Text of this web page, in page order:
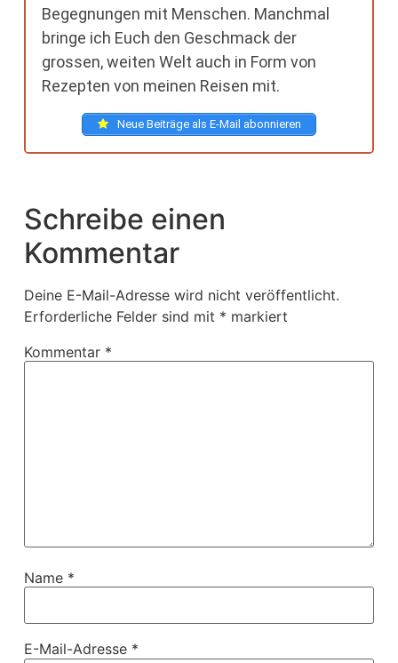
Begegnungen mit Menschen. Manchmal
bringe ich Euch den Geschmack der
grossen, weiten Welt auch in Form von
Rezepten von meinen Reisen mit.
Neue Beiträge als E-Mail abonnieren
Schreibe einen
Kommentar
Deine E-Mail-Adresse wird nicht veröffentlicht.
Erforderliche Felder sind mit * markiert
Kommentar *
Name *
E-Mail-Adresse *